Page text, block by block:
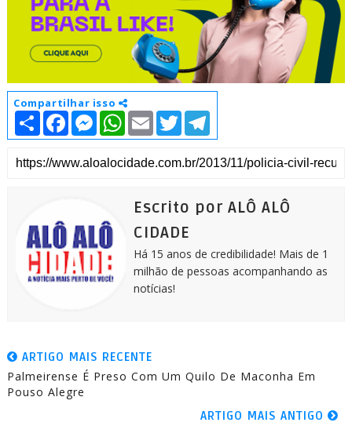
Compartilhar isso
S
h
a
e
F
c
b
M
e
s
e
W
h
a
t
s
E
m
a
l
T
i
t
t
T
l
e
g
m
Escrito por ALÔ ALÔ
CIDADE
Há 15 anos de credibilidade! Mais de 1
milhão de pessoas acompanhando as
notícias!
ARTIGO MAIS RECENTE
Palmeirense É Preso Com Um Quilo De Maconha Em
Pouso Alegre
ARTIGO MAIS ANTIGO